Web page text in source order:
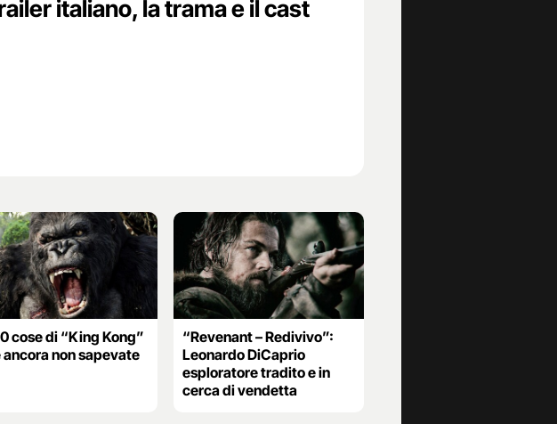
italiano, la trama e il cast
cose di “King Kong”
ancora non sapevate
“Revenant – Redivivo”:
Leonardo DiCaprio
esploratore tradito e in
cerca di vendetta